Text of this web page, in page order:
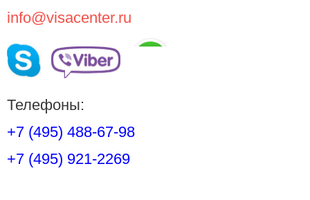
info@visacenter.ru
Телефоны:
+7 (495) 488-67-98
+7 (495) 921-2269